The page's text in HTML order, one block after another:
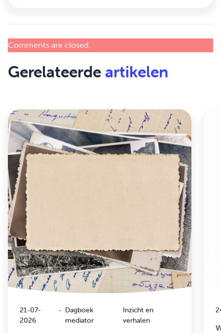
Comments are closed.
Gerelateerde artikelen
21-07-
2026
- Dagboek
mediator
Inzicht en
verhalen